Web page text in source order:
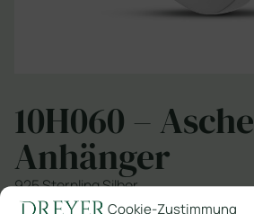
Cookie-Zustimmung
10H060 – Asche
Anhänger
925 Sternling Silber